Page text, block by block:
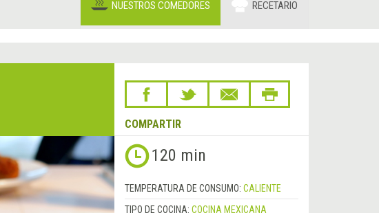
NUESTROS COMEDORES RECETARIO
COMPARTIR
120 min
TEMPERATURA DE CONSUMO: CALIENTE
TIPO DE COCINA: COCINA MEXICANA